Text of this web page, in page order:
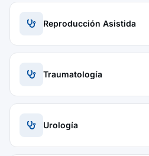
Reproducción Asistida
Traumatología
Urología